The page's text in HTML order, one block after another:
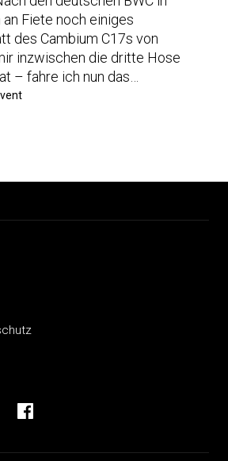
an Fiete noch einiges
des Cambium C17s von
inzwischen die dritte Hose
– fahre ich nun das…
hamburgfiets
auf